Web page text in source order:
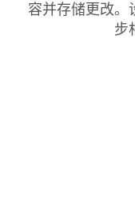
容并存储更改。
步